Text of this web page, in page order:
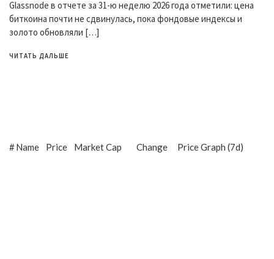
Glassnode в отчете за 31-ю неделю 2026 года отметили: цена
биткоина почти не сдвинулась, пока фондовые индексы и
золото обновляли […]
ЧИТАТЬ ДАЛЬШЕ
#Name Price Market Cap Change Price Graph (7d)